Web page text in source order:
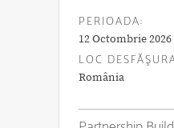
PERIOADA:
12 Octombrie
LOC
România